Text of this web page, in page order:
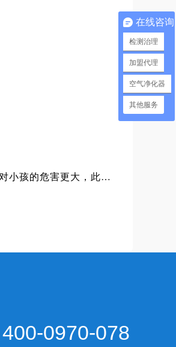
【上海凡斯环保资讯】为何甲醛对小孩的危害更大，此处为你解答！
400-0970-078
在线咨询
检测治理
加盟代理
空气净化器
其他服务